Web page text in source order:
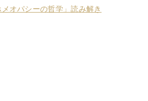
オパシーの哲学」読み解き